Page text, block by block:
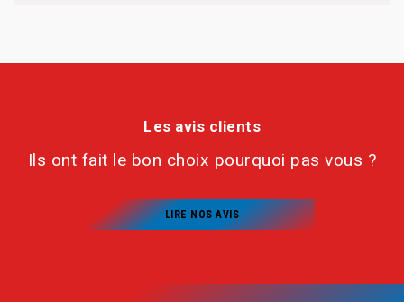
Les avis clients
Ils ont fait le bon choix pourquoi pas vous ?
LIRE NOS AVIS